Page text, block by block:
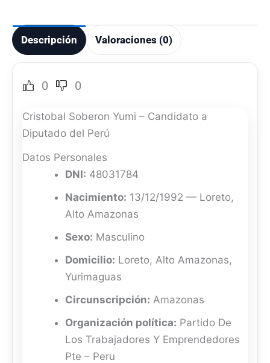
Descripción Valoraciones (0)
0 0
Cristobal Soberon Yumi – Candidato a
Diputado del Perú
Datos Personales
DNI: 48031784
Nacimiento: 13/12/1992 — Loreto,
Alto Amazonas
Sexo: Masculino
Domicilio: Loreto, Alto Amazonas,
Yurimaguas
Circunscripción: Amazonas
Organización política: Partido De
Los Trabajadores Y Emprendedores
Pte – Peru